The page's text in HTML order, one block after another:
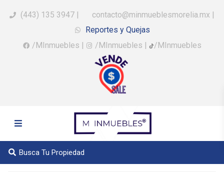
(443) 135 3947 | contacto@minmueblesmorelia.mx |
Reportes y Quejas
/MInmuebles | /MInmuebles | /MInmuebles
Busca Tu Propiedad